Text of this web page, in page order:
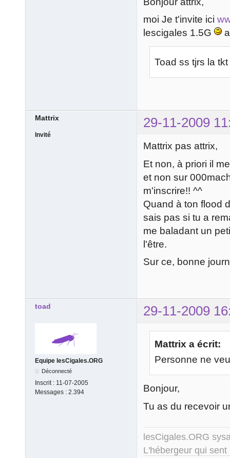
moi Je t'invite ici
lescigales 1.5G
Toad ss tjrs la
Mattrix 29-11-2009
Invité
Mattrix pas attrix,
Et non, à priori il
et non sur
m'inscrire!! ^^
Quand à ton flood
sais pas si tu a
me baladant un
l'être.
Sur ce, bonne
toad 29-11-2009
Equipe lesCigales.ORG
Déconnecté
Inscrit : 11-07-2005
Messages : 2.394
Mattrix a écrit:
Personne ne
Bonjour,
Tu as du recevoir
lesCigales.ORG
L'hébergeur qui